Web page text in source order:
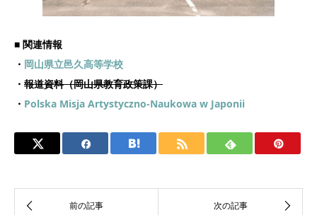
■ 関連情報
・ 岡山県立邑久高等学校
・ 報道資料（岡山県教育政策課）
・ Polska Misja Artystyczno-Naukowa w Japonii